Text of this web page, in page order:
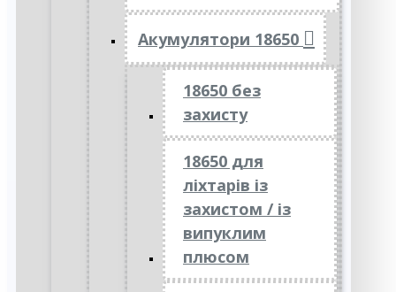
Акумулятори 18650
18650 без
захисту
18650 для
ліхтарів із
захистом / із
випуклим
плюсом